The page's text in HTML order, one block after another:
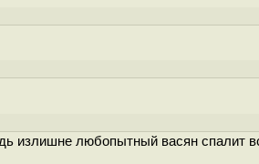
излишне любопытный васян спалит